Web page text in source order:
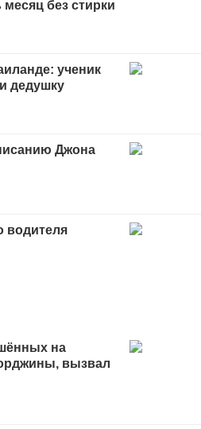
без стирки
ученик
дедушку
Джона
водителя
на
вызвал